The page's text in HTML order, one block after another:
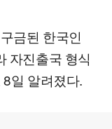
금된 한국인
자진출국 형식
일 알려졌다.